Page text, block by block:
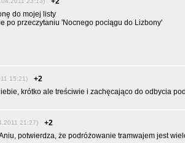
do mojej listy
po przeczytaniu 'Nocnego pociągu do Lizbony'
15:21)
+2
krótko ale treściwie i zachęcająco do odbycia
21:27)
+2
potwierdza, że podróżowanie tramwajem jest